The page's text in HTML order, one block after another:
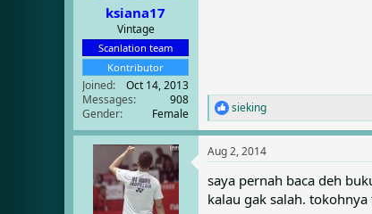
ksiana17
Vintage
Scanlation team
Kontributor
Joined
Oct 14, 2013
Messages
908
Gender
Female
R
e
c
i
o
sieking
Aug 2, 2014
saya pernah baca deh
kalau gak salah.